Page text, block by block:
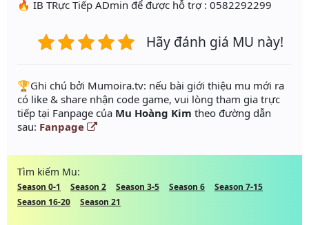
🔥 IB TRực Tiếp ADmin để được hỗ trợ : 0582292299
Hãy đánh giá MU này!
️🏆Ghi chú bởi Mumoira.tv: nếu bài giới thiệu mu mới ra
có like & share nhận code game, vui lòng tham gia trực
tiếp tại Fanpage của Mu Hoàng Kim theo đường dẫn
sau: Fanpage
Tìm kiếm Mu:
Season 0-1 Season 2 Season 3-5 Season 6
Season 7-15
Season 16-20
Season 21